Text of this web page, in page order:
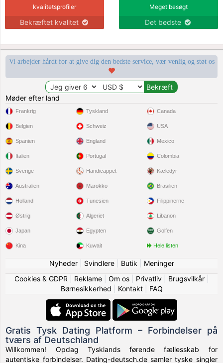
kvalitetsprofiler
Bekræftet kvalitet
Meget besøgt
Det bedste
Vi arbejder hårdt for at give dig den bedste service, vær venlig og støt os
Møder efter land
Frankrig
Belgien
Spanien
Italien
Sverige
Tyskland
Schweiz
England
Portugal
Handicappet
Canada
USA
Mexico
Colombia
Kæledyr
Australien
Holland
Østrig
Japan
Kina
Marokko
Tunesien
Algeriet
Egypten
Kuwait
Brasilien
Filippinerne
Libanon
Golfen
Hele listen
Nyheder| Svindlere| Butik
Meninger
Cookies & GDPR
Reklame| Om os| Privatliv| Brugsvilkår|
Børnesikkerhed
Kontakt| FAQ
Gratis Tysk Dating Platform – Forbindelser på
tværs af Deutschland
Willkommen! Opdag Tysklands førende fællesskab for
autentiske forbindelser. Dating-deutsch.de samler tyske singler